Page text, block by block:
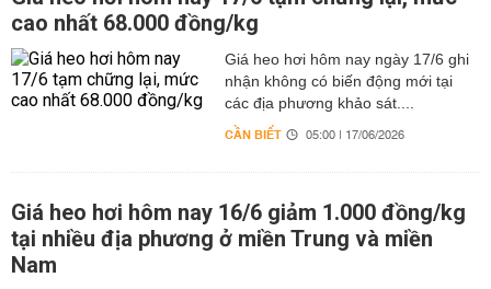
cao nhất 68.000 đồng/kg
Giá heo hơi hôm nay ngày 17/6 ghi
nhận không có biến động mới tại
các địa phương khảo sát....
CẦN BIẾT 05:00 | 17/06/2026
Giá heo hơi hôm nay 16/6 giảm 1.000 đồng/kg
tại nhiều địa phương ở miền Trung và miền
Nam